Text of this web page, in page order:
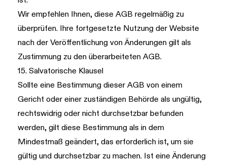
Wir empfehlen Ihnen, diese AGB regelmäßig zu
überprüfen. Ihre fortgesetzte Nutzung der Website
nach der Veröffentlichung von Änderungen gilt als
Zustimmung zu den überarbeiteten AGB.
15. Salvatorische Klausel
Sollte eine Bestimmung dieser AGB von einem
Gericht oder einer zuständigen Behörde als ungültig,
rechtswidrig oder nicht durchsetzbar befunden
werden, gilt diese Bestimmung als in dem
Mindestmaß geändert, das erforderlich ist, um sie
gültig und durchsetzbar zu machen. Ist eine Änderung